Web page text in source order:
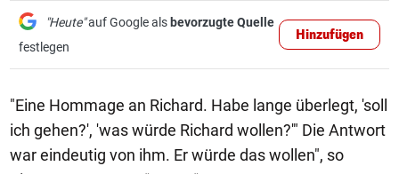
"Heute"auf Google als bevorzugte Quelle
festlegen
Hinzufügen
"Eine Hommage an Richard. Habe lange überlegt, 'soll
ich gehen?', 'was würde Richard wollen?'" Die Antwort
war eindeutig von ihm. Er würde das wollen", so